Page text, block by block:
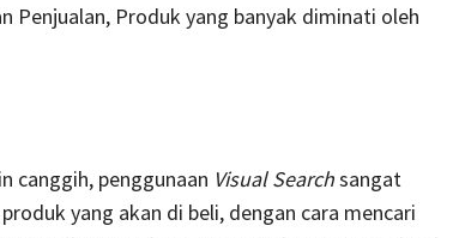
Penjualan, Produk yang banyak diminati oleh
canggih, penggunaan Visual Searchsangat
yang akan di beli, dengan cara mencari